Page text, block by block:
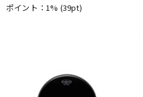
ポイント：1% (39pt)